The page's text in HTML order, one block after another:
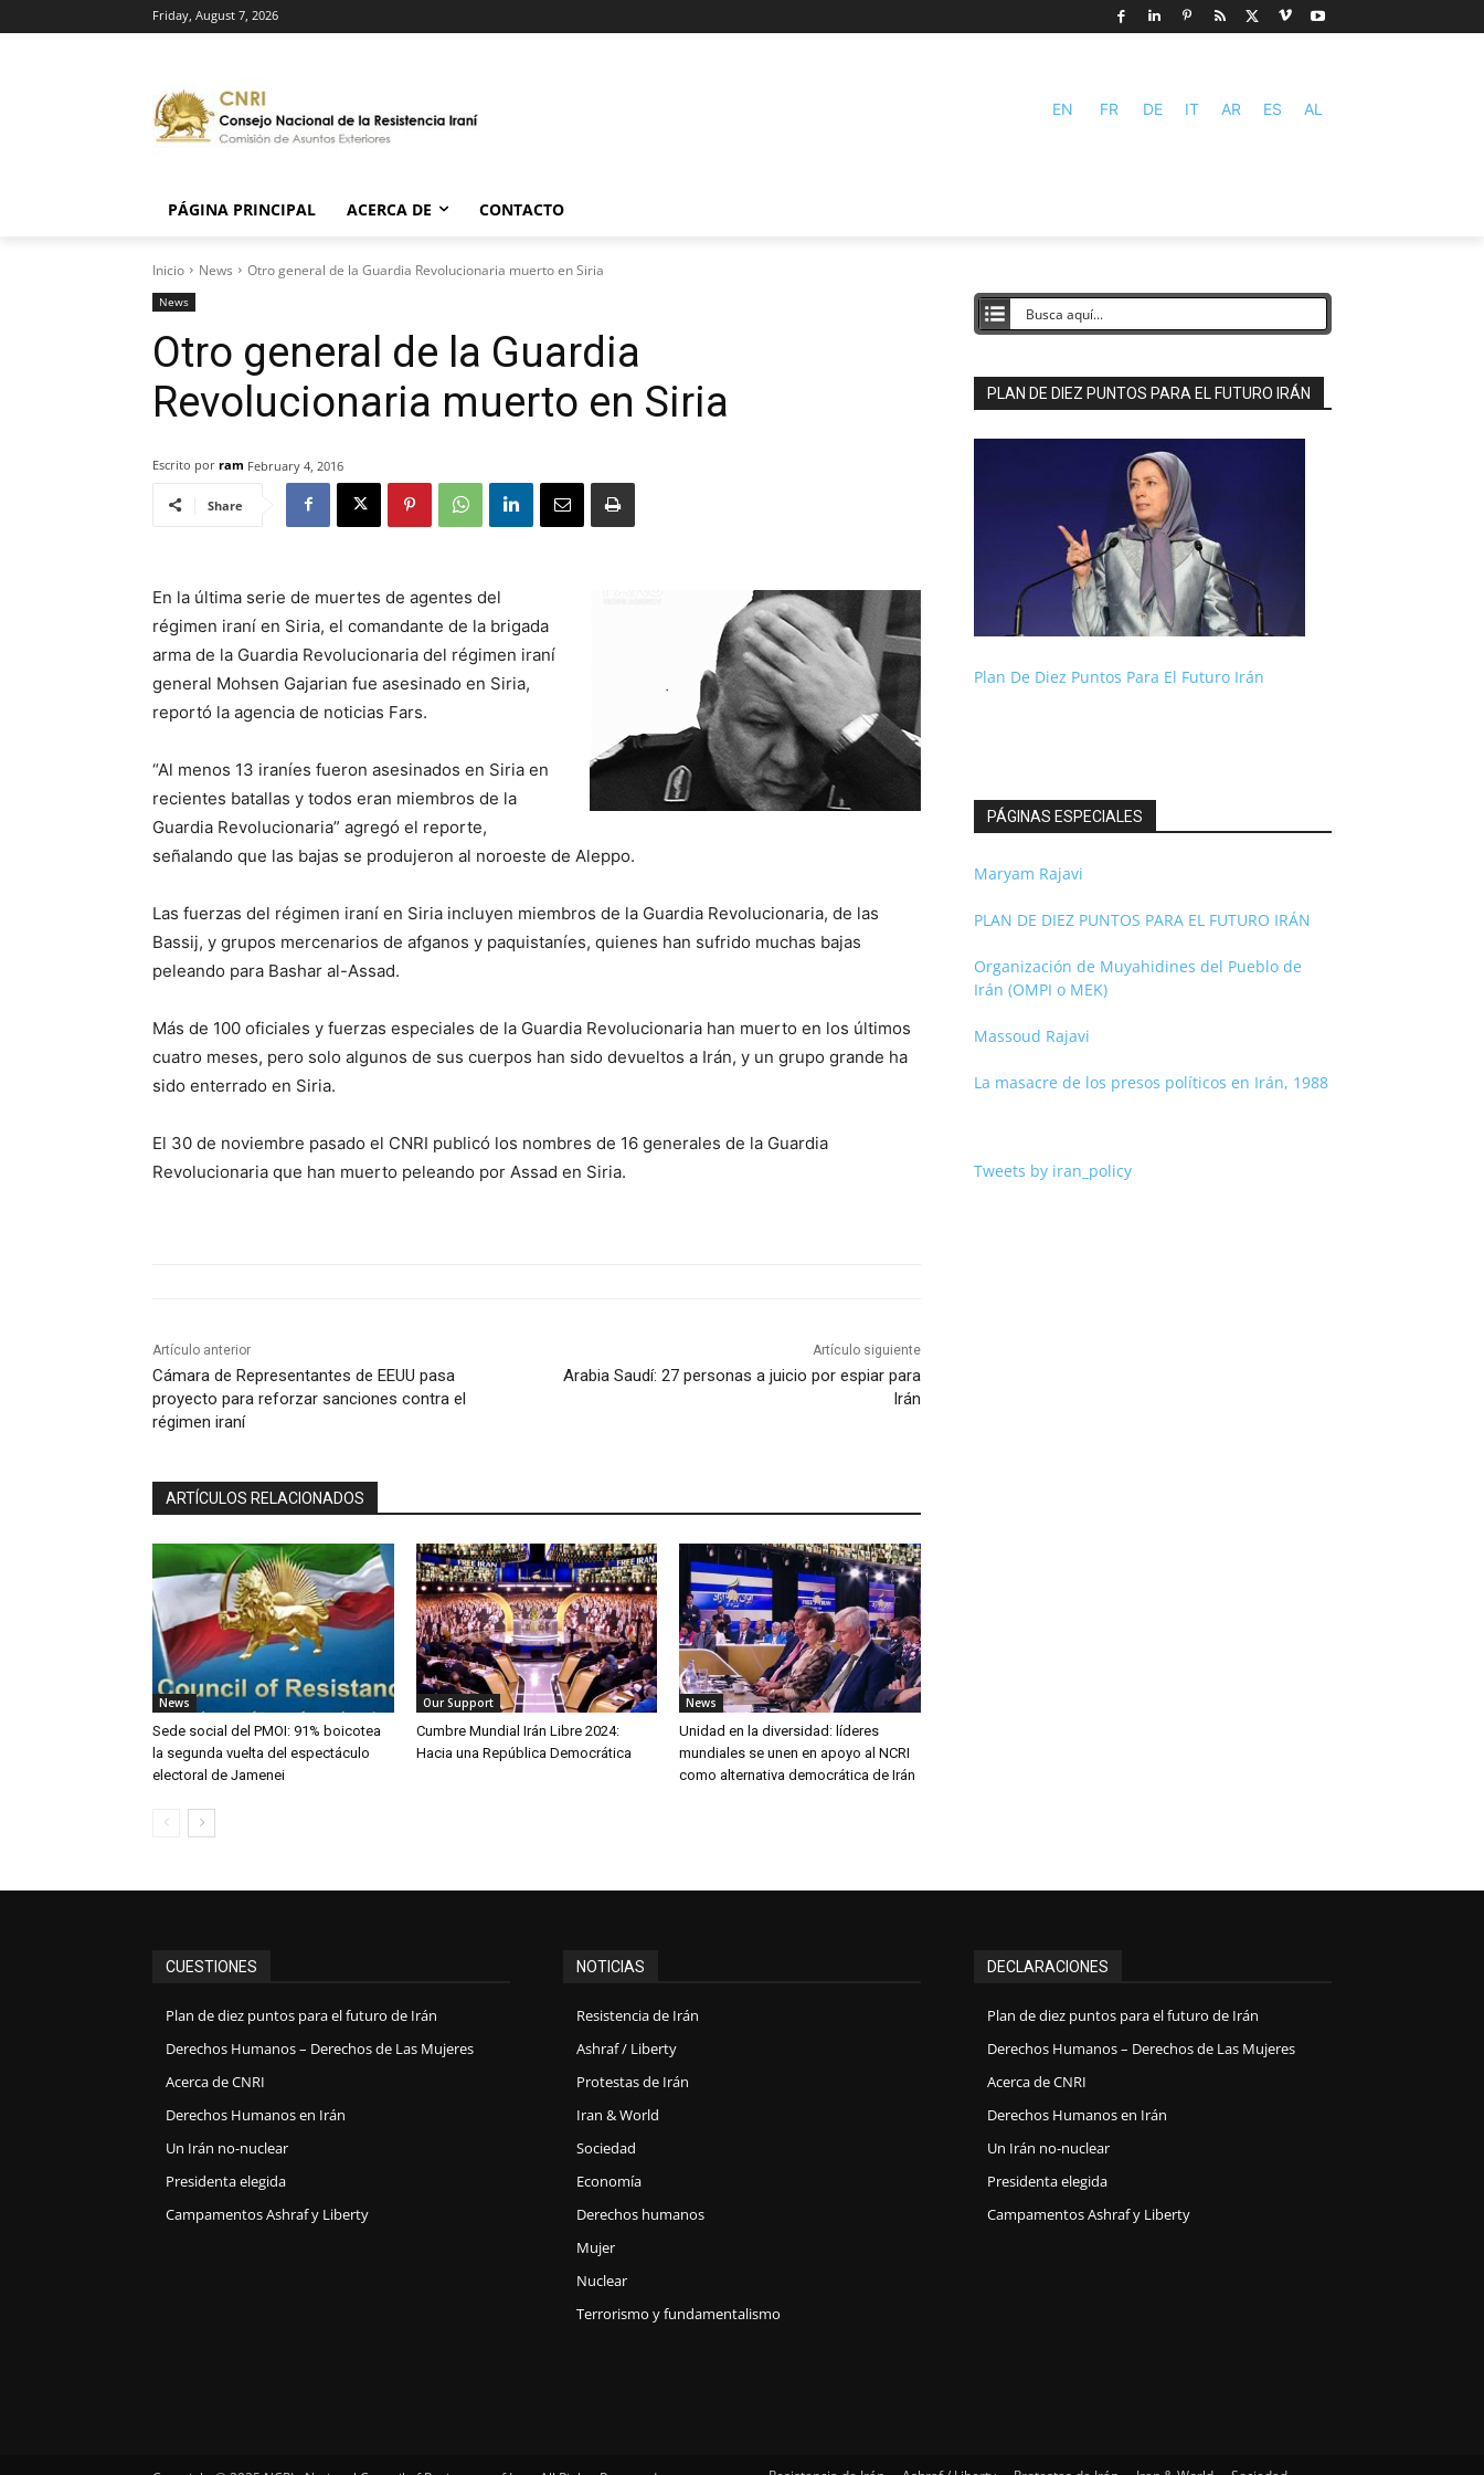
Friday, August 7, 2026
EN FR DE IT AR ES AL
PÁGINA PRINCIPAL ACERCA DE CONTACTO
Inicio News Otro general de la Guardia Revolucionaria muerto en Siria
News
Otro general de la Guardia
Revolucionaria muerto en Siria
Escrito por ram February 4, 2016
Share
En la última serie de muertes de agentes del
régimen iraní en Siria, el comandante de la brigada
arma de la Guardia Revolucionaria del régimen iraní
general Mohsen Gajarian fue asesinado en Siria,
reportó la agencia de noticias Fars.
“Al menos 13 iraníes fueron asesinados en Siria en
recientes batallas y todos eran miembros de la
Guardia Revolucionaria” agregó el reporte,
señalando que las bajas se produjeron al noroeste de Aleppo.
Las fuerzas del régimen iraní en Siria incluyen miembros de la Guardia Revolucionaria, de las
Bassij, y grupos mercenarios de afganos y paquistaníes, quienes han sufrido muchas bajas
peleando para Bashar al-Assad.
Más de 100 oficiales y fuerzas especiales de la Guardia Revolucionaria han muerto en los últimos
cuatro meses, pero solo algunos de sus cuerpos han sido devueltos a Irán, y un grupo grande ha
sido enterrado en Siria.
El 30 de noviembre pasado el CNRI publicó los nombres de 16 generales de la Guardia
Revolucionaria que han muerto peleando por Assad en Siria.
Artículo anterior
Cámara de Representantes de EEUU pasa
proyecto para reforzar sanciones contra el
régimen iraní
Artículo siguiente
Arabia Saudí: 27 personas a juicio por espiar para
Irán
ARTÍCULOS RELACIONADOS
News
Sede social del PMOI: 91% boicotea
la segunda vuelta del espectáculo
electoral de Jamenei
Our Support
Cumbre Mundial Irán Libre 2024:
Hacia una República Democrática
News
Unidad en la diversidad: líderes
mundiales se unen en apoyo al NCRI
como alternativa democrática de Irán
PLAN DE DIEZ PUNTOS PARA EL FUTURO IRÁN
Plan De Diez Puntos Para El Futuro Irán
PÁGINAS ESPECIALES
Maryam Rajavi
PLAN DE DIEZ PUNTOS PARA EL FUTURO IRÁN
Organización de Muyahidines del Pueblo de
Irán (OMPI o MEK)
Massoud Rajavi
La masacre de los presos políticos en Irán, 1988
Tweets by iran_policy
CUESTIONES
Plan de diez puntos para el futuro de Irán
Derechos Humanos – Derechos de Las Mujeres
Acerca de CNRI
Derechos Humanos en Irán
Un Irán no-nuclear
Presidenta elegida
Campamentos Ashraf y Liberty
NOTICIAS
Resistencia de Irán
Ashraf / Liberty
Protestas de Irán
Iran & World
Sociedad
Economía
Derechos humanos
Mujer
Nuclear
Terrorismo y fundamentalismo
DECLARACIONES
Plan de diez puntos para el futuro de Irán
Derechos Humanos – Derechos de Las Mujeres
Acerca de CNRI
Derechos Humanos en Irán
Un Irán no-nuclear
Presidenta elegida
Campamentos Ashraf y Liberty